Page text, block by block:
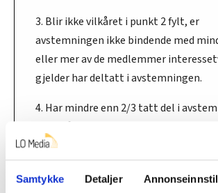
Samtykke Detaljer
3. Blir ikke vilkåret i punkt 2 fylt, er
avstemningen ikke bindende med
eller mer av de medlemmer
gjelder har deltatt i avstemningen.
4. Har mindre enn 2/3 tatt del i
og vilkåret etter punkt 2 ikke er fylt, er
avstemningen rådgivende.